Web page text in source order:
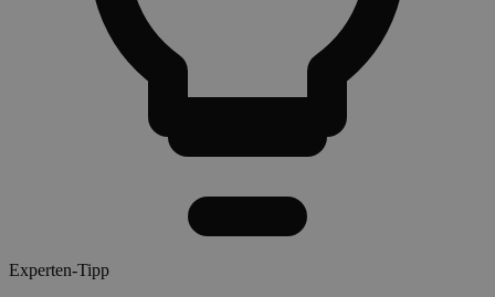
Experten-Tipp